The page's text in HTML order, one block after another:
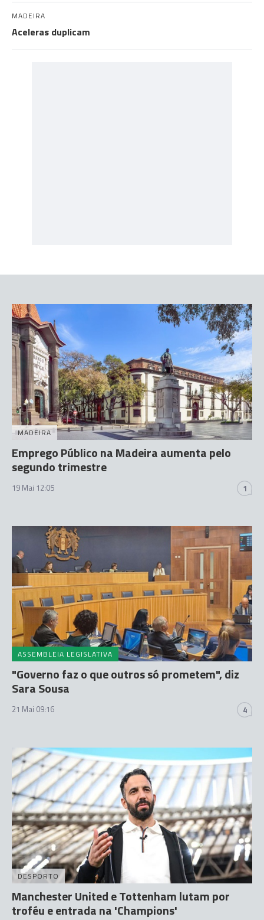
MADEIRA
Aceleras duplicam
MADEIRA
Emprego Público na Madeira aumenta pelo
segundo trimestre
19 Mai 12:05 1
ASSEMBLEIA LEGISLATIVA
"Governo faz o que outros só prometem", diz
Sara Sousa
21 Mai 09:16 4
DESPORTO
Manchester United e Tottenham lutam por
troféu e entrada na 'Champions'